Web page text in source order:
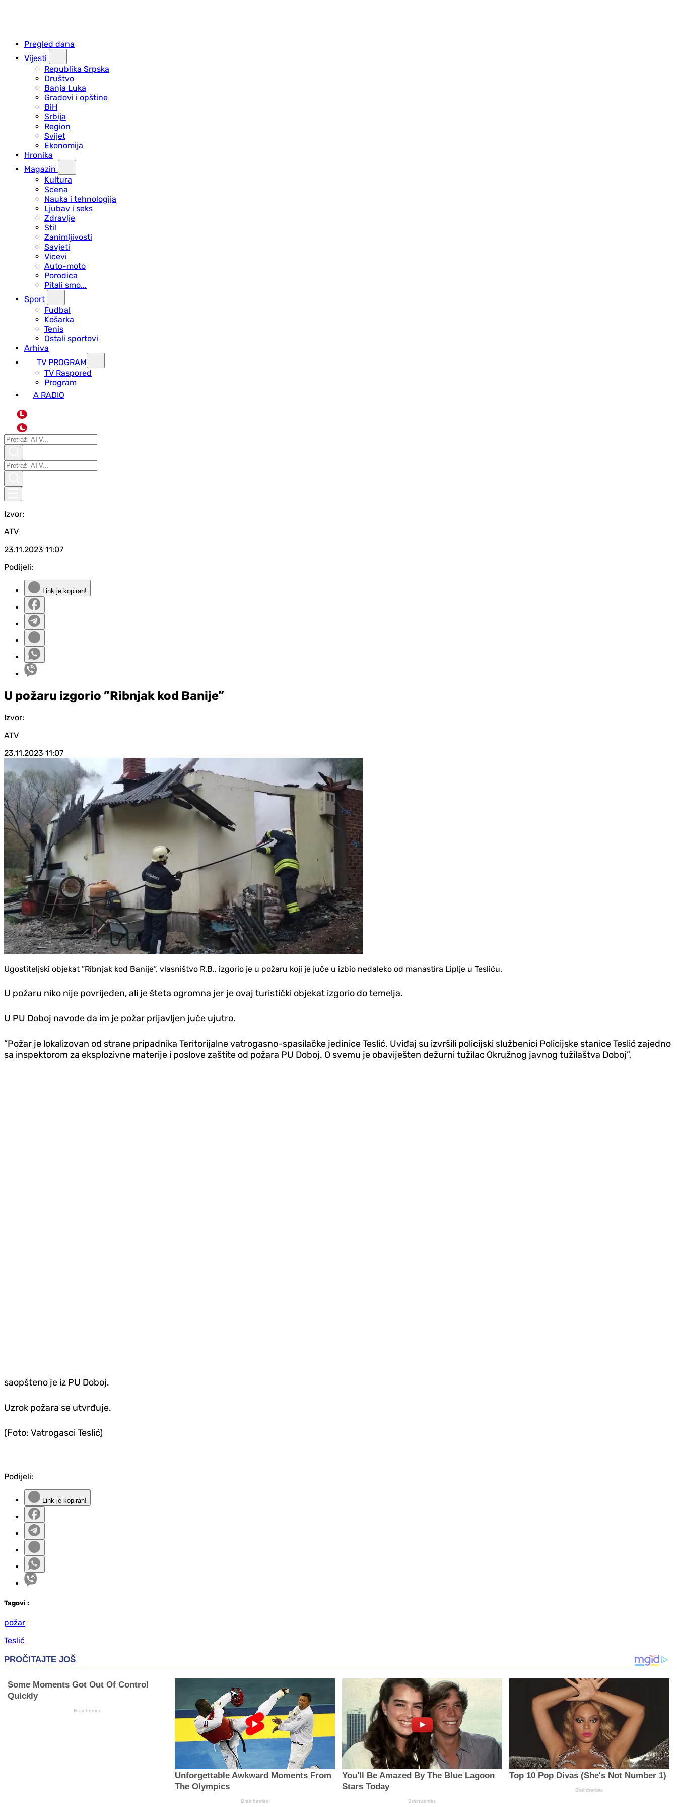
Pregled dana
Vijesti
Republika Srpska
Društvo
Banja Luka
Gradovi i opštine
BiH
Srbija
Region
Svijet
Ekonomija
Hronika
Magazin
Kultura
Scena
Nauka i tehnologija
Ljubav i seks
Zdravlje
Stil
Zanimljivosti
Savjeti
Vicevi
Auto-moto
Porodica
Pitali smo...
Sport
Fudbal
Košarka
Tenis
Ostali sportovi
Arhiva
TV PROGRAM
ТV Raspored
Program
A RADIO
L
Izvor:
ATV
23.11.2023 11:07
Podijeli:
Link je kopiran!
U požaru izgorio ”Ribnjak kod Banije”
Izvor:
ATV
23.11.2023 11:07
Ugostiteljski objekat ”Ribnjak kod Banije”, vlasništvo R.B., izgorio je u požaru koji je juče u izbio nedaleko od manastira Liplje u Tesliću.
U požaru niko nije povrijeđen, ali je šteta ogromna jer je ovaj turistički objekat izgorio do temelja.
U PU Doboj navode da im je požar prijavljen juče ujutro.
”Požar je lokalizovan od strane pripadnika Teritorijalne vatrogasno-spasilačke jedinice Teslić. Uviđaj su izvršili policijski službenici Policijske stanice Teslić zajedno
sa inspektorom za eksplozivne materije i poslove zaštite od požara PU Doboj. O svemu je obaviješten dežurni tužilac Okružnog javnog tužilaštva Doboj”,
saopšteno je iz PU Doboj.
Uzrok požara se utvrđuje.
(Foto: Vatrogasci Teslić)
Podijeli:
Link je kopiran!
Tagovi :
požar
Teslić